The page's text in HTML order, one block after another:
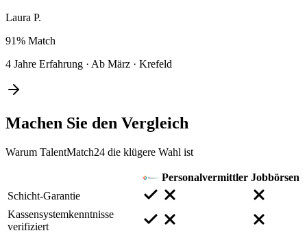
Laura P.
91% Match
4 Jahre Erfahrung · Ab März · Krefeld
Machen Sie den Vergleich
Warum TalentMatch24 die klügere Wahl ist
Personalvermittler Jobbörsen
Schicht-Garantie
Kassensystemkenntnisse
verifiziert